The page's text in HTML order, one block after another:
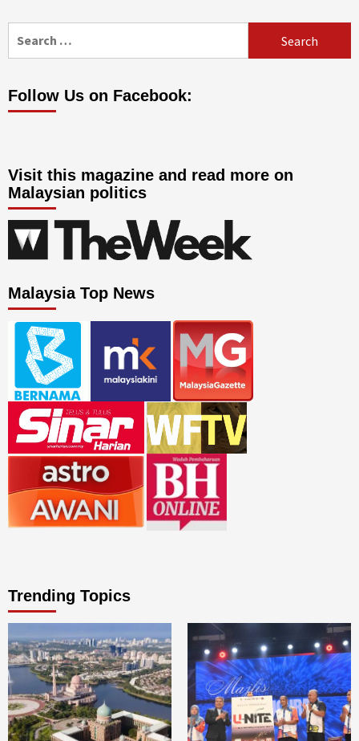
Follow Us on Facebook:
Visit this magazine and read more on
Malaysian politics
Malaysia Top News
Trending Topics